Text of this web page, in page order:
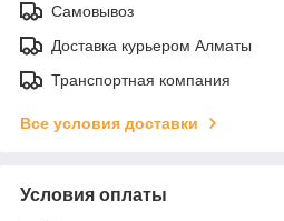
Самовывоз
Доставка курьером Алматы
Транспортная компания
Все условия доставки
Условия оплаты